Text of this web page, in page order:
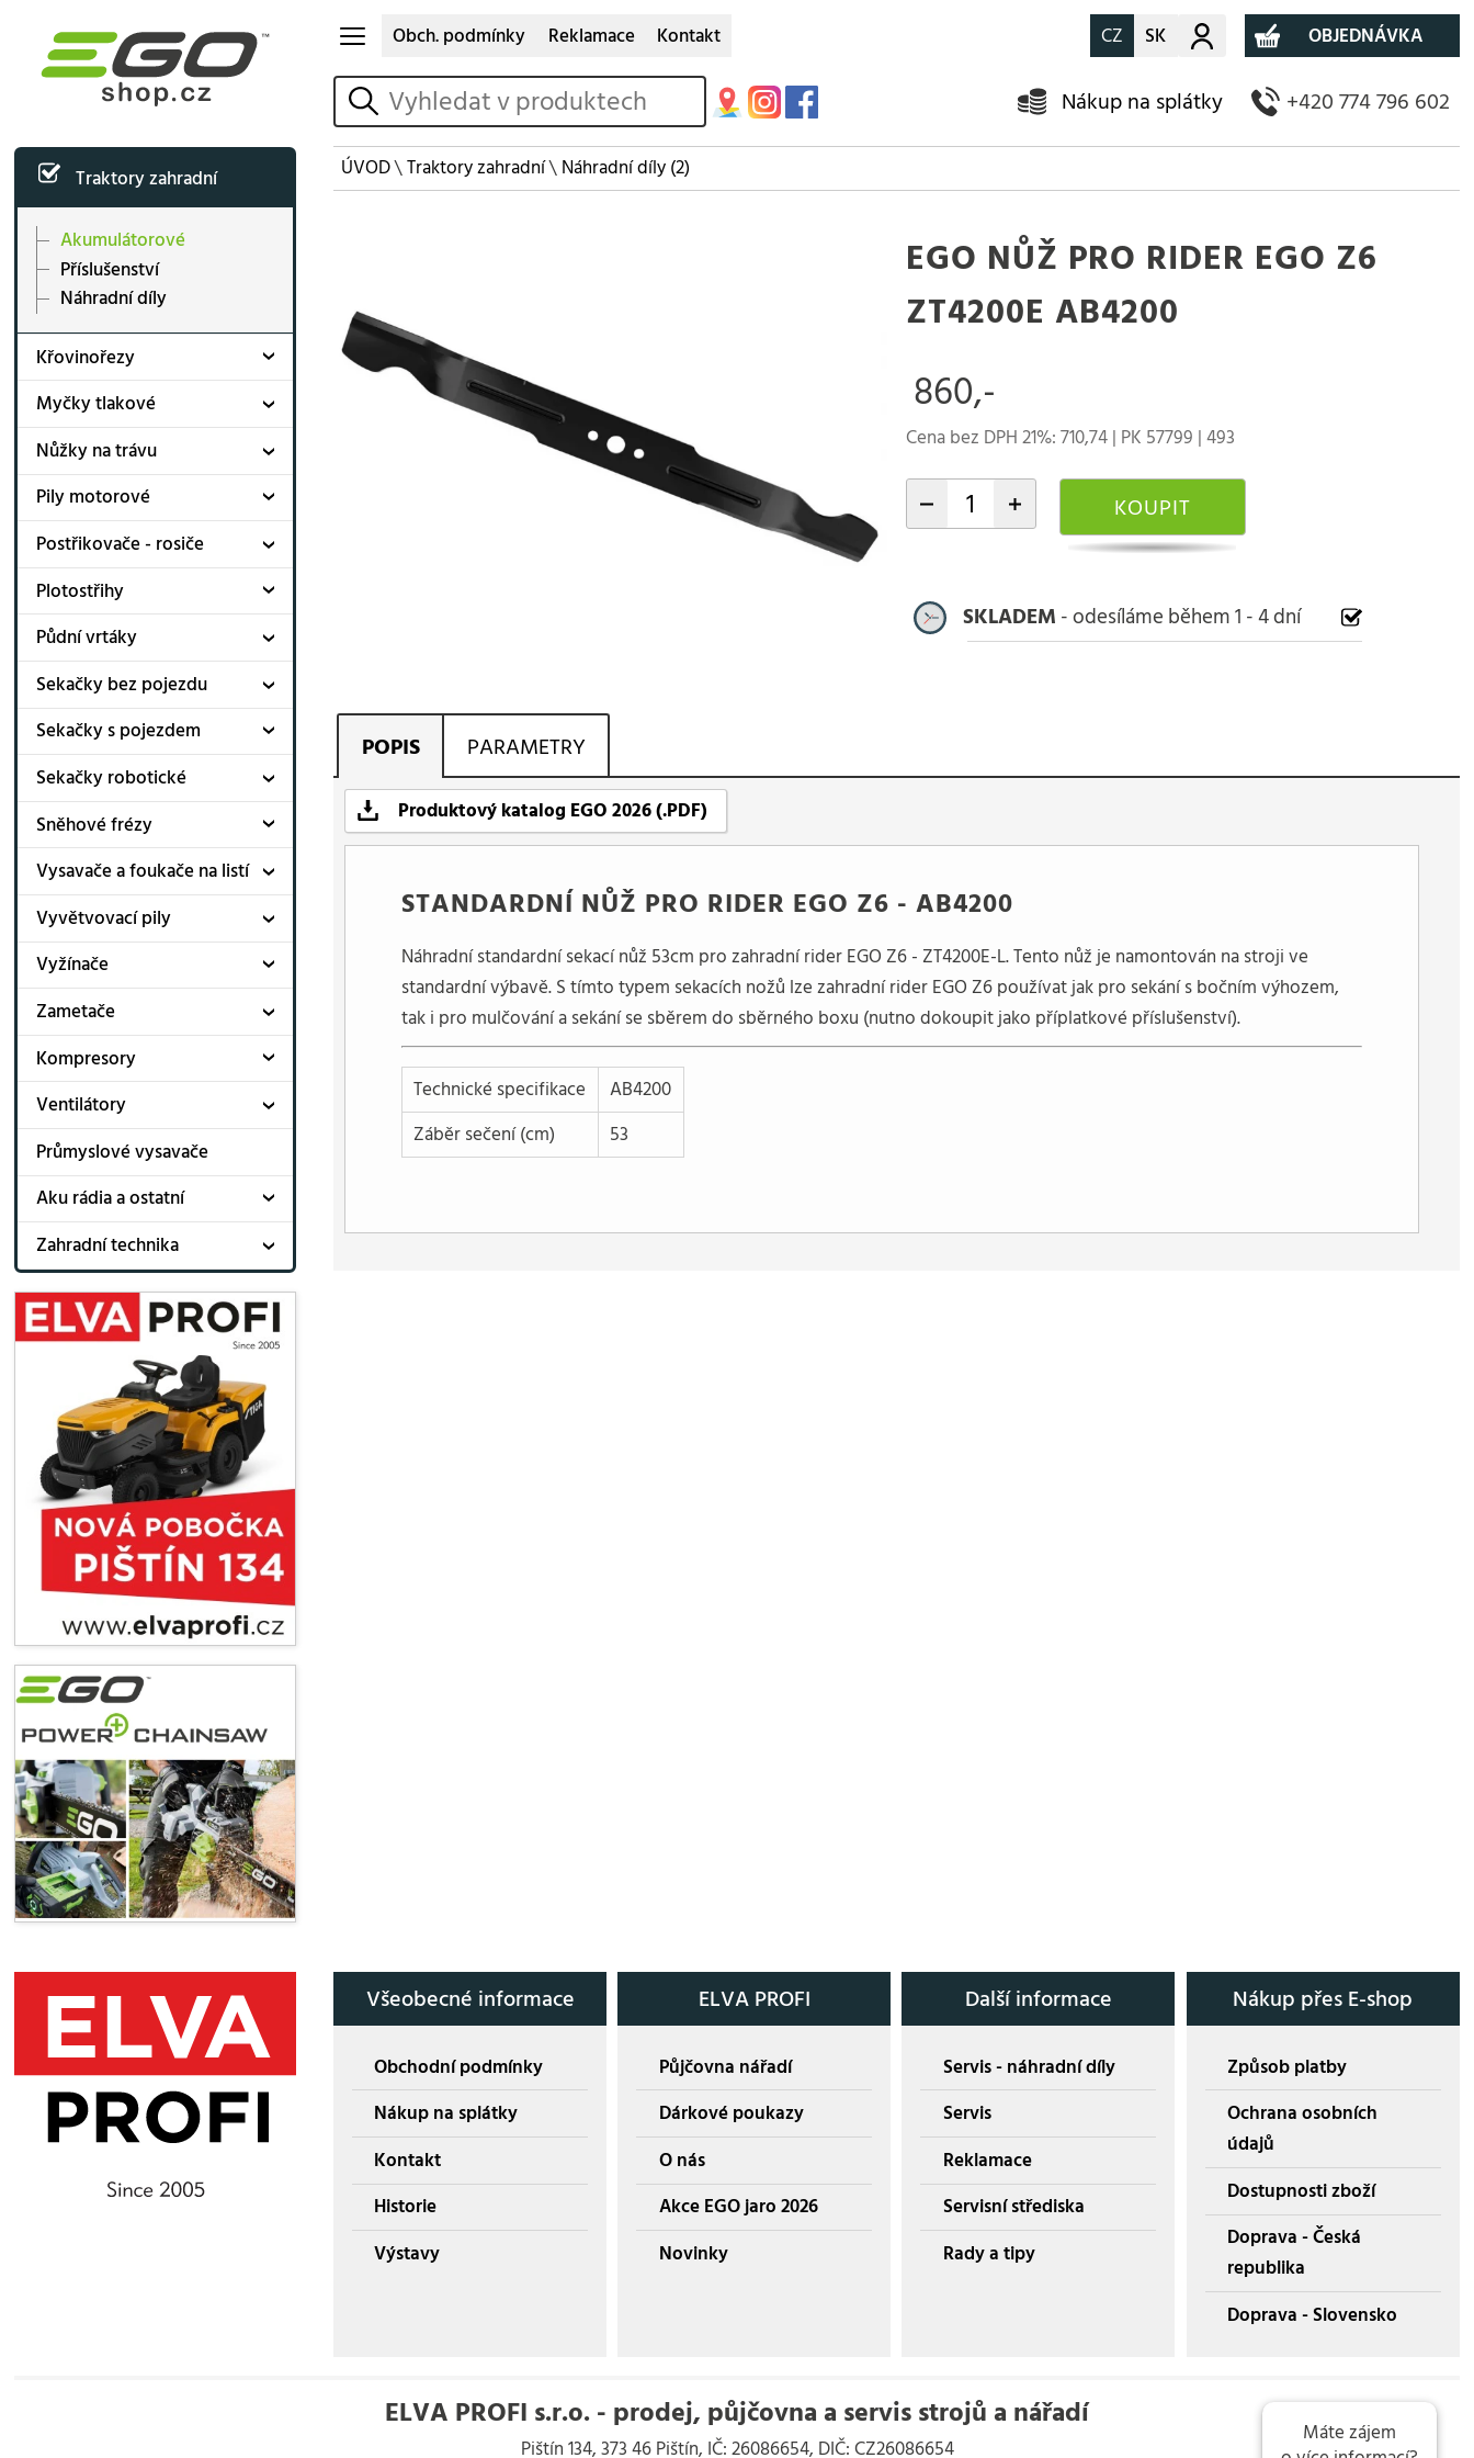
Traktory zahradní
Akumulátorové
Příslušenství
Náhradní díly
Křovinořezy
Myčky tlakové
Nůžky na trávu
Pily motorové
Postřikovače - rosiče
Plotostřihy
Půdní vrtáky
Sekačky bez pojezdu
Sekačky s pojezdem
Sekačky robotické
Sněhové frézy
Vysavače a foukače na listí
Vyvětvovací pily
Vyžínače
Zametače
Kompresory
Ventilátory
Průmyslové vysavače
Aku rádia a ostatní
Zahradní technika
Obch. podmínky Reklamace Kontakt CZ SK Můj účet OBJEDNÁVKA
vyhledat Nákup na splátky +420 774 796 602
ÚVOD\Traktory zahradní\Náhradní díly(2)
EGO NŮŽ PRO RIDER EGO Z6
ZT4200E AB4200
860,-
Cena bez DPH 21%: 710,74 | PK 57799 | 493
- + KOUPIT
SKLADEM - odesíláme během 1 - 4 dní
POPIS PARAMETRY
Produktový katalog EGO 2026 (.PDF)
STANDARDNÍ NŮŽ PRO RIDER EGO Z6 - AB4200
Náhradní standardní sekací nůž 53cm pro zahradní rider EGO Z6 - ZT4200E-L. Tento nůž je namontován na stroji ve
standardní výbavě. S tímto typem sekacích nožů lze zahradní rider EGO Z6 používat jak pro sekání s bočním výhozem,
tak i pro mulčování a sekání se sběrem do sběrného boxu (nutno dokoupit jako příplatkové příslušenství).
Technické specifikace
AB4200
Záběr sečení (cm)
53
Všeobecné informace
Obchodní podmínky
Nákup na splátky
Kontakt
Historie
Výstavy
ELVA PROFI
Půjčovna nářadí
Dárkové poukazy
O nás
Akce EGO jaro 2026
Novinky
Další informace
Servis - náhradní díly
Servis
Reklamace
Servisní střediska
Rady a tipy
Nákup přes E-shop
Způsob platby
Ochrana osobních
údajů
Dostupnosti zboží
Doprava - Česká
republika
Doprava - Slovensko
ELVA PROFI s.r.o. - prodej, půjčovna a servis strojů a nářadí
Pištín 134, 373 46 Pištín, IČ: 26086654, DIČ: CZ26086654
Máte zájem